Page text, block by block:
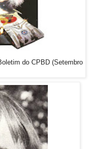
do CPBD (Setembro